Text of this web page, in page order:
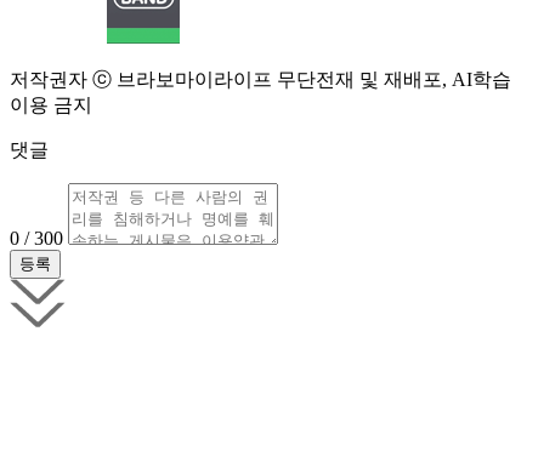
저작권자 ⓒ 브라보마이라이프 무단전재 및 재배포, AI학습
이용 금지
댓글
0 / 300